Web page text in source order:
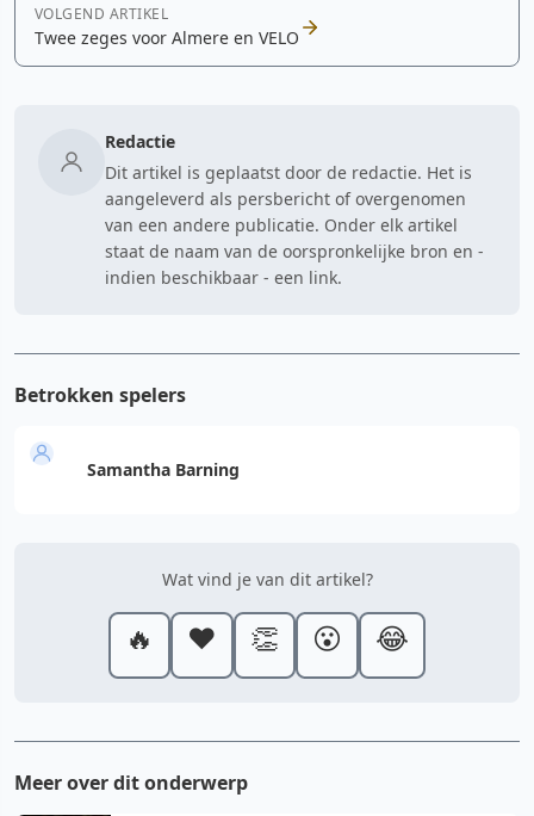
VOLGEND ARTIKEL
Twee zeges voor Almere en VELO
Redactie
Dit artikel is geplaatst door de redactie. Het is
aangeleverd als persbericht of overgenomen
van een andere publicatie. Onder elk artikel
staat de naam van de oorspronkelijke bron en -
indien beschikbaar - een link.
Betrokken spelers
Samantha Barning
Wat vind je van dit artikel?
🔥 ❤️ 👏 😮 😂
Meer over dit onderwerp